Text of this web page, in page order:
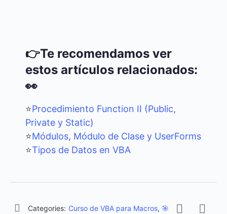
👉Te recomendamos ver
estos artículos relacionados:
👀
⭐Procedimiento Function II (Public,
Private y Static)
⭐Módulos, Módulo de Clase y UserForms
⭐Tipos de Datos en VBA
Categories: Curso de VBA para Macros, 🎯